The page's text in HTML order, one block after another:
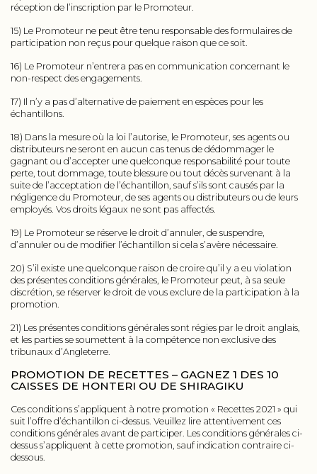
réception de l’inscription par le Promoteur.
15) Le Promoteur ne peut être tenu responsable des formulaires de
participation non reçus pour quelque raison que ce soit.
16) Le Promoteur n’entrera pas en communication concernant le
non-respect des engagements.
17) Il n’y a pas d’alternative de paiement en espèces pour les
échantillons.
18) Dans la mesure où la loi l’autorise, le Promoteur, ses agents ou
distributeurs ne seront en aucun cas tenus de dédommager le
gagnant ou d’accepter une quelconque responsabilité pour toute
perte, tout dommage, toute blessure ou tout décès survenant à la
suite de l’acceptation de l’échantillon, sauf s’ils sont causés par la
négligence du Promoteur, de ses agents ou distributeurs ou de leurs
employés. Vos droits légaux ne sont pas affectés.
19) Le Promoteur se réserve le droit d’annuler, de suspendre,
d’annuler ou de modifier l’échantillon si cela s’avère nécessaire.
20) S’il existe une quelconque raison de croire qu’il y a eu violation
des présentes conditions générales, le Promoteur peut, à sa seule
discrétion, se réserver le droit de vous exclure de la participation à la
promotion.
21) Les présentes conditions générales sont régies par le droit anglais,
et les parties se soumettent à la compétence non exclusive des
tribunaux d’Angleterre.
PROMOTION DE RECETTES – GAGNEZ 1 DES 10
CAISSES DE HONTERI OU DE SHIRAGIKU
Ces conditions s’appliquent à notre promotion « Recettes 2021 » qui
suit l’offre d’échantillon ci-dessus. Veuillez lire attentivement ces
conditions générales avant de participer. Les conditions générales ci-
dessus s’appliquent à cette promotion, sauf indication contraire ci-
dessous.